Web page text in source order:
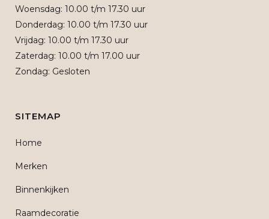
Woensdag: 10.00 t/m 17.30 uur
Donderdag: 10.00 t/m 17.30 uur
Vrijdag: 10.00 t/m 17.30 uur
Zaterdag: 10.00 t/m 17.00 uur
Zondag: Gesloten
SITEMAP
Home
Merken
Binnenkijken
Raamdecoratie